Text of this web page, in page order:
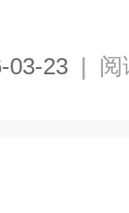
03-23 | 阅